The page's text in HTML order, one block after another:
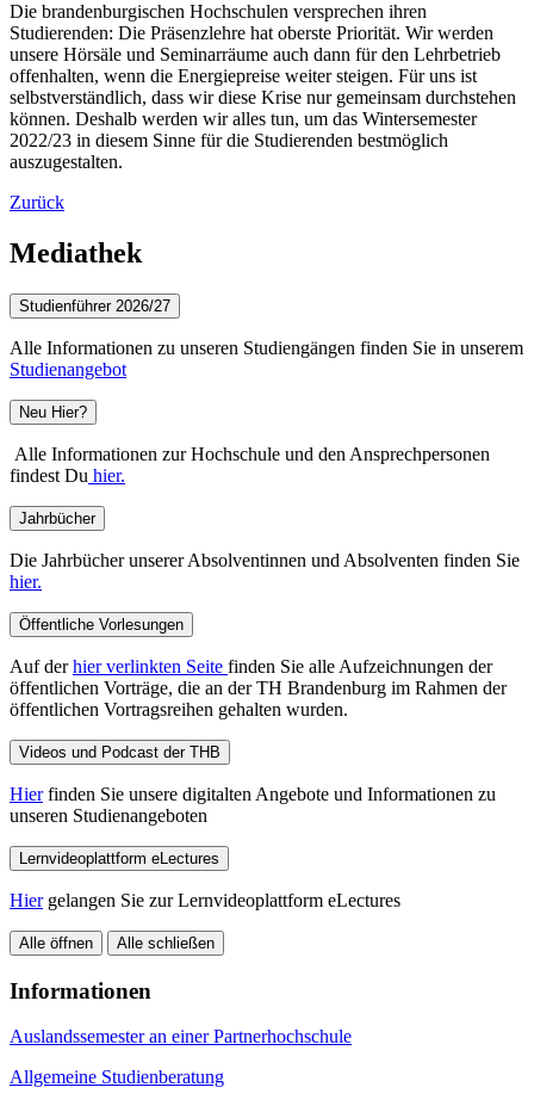
Die brandenburgischen Hochschulen versprechen ihren
Studierenden: Die Präsenzlehre hat oberste Priorität. Wir werden
unsere Hörsäle und Seminarräume auch dann für den Lehrbetrieb
offenhalten, wenn die Energiepreise weiter steigen. Für uns ist
selbstverständlich, dass wir diese Krise nur gemeinsam durchstehen
können. Deshalb werden wir alles tun, um das Wintersemester
2022/23 in diesem Sinne für die Studierenden bestmöglich
auszugestalten.
Zurück
Mediathek
Studienführer 2026/27
Alle Informationen zu unseren Studiengängen finden Sie in unserem
Studienangebot
Neu Hier?
Alle Informationen zur Hochschule und den Ansprechpersonen
findest Du hier.
Jahrbücher
Die Jahrbücher unserer Absolventinnen und Absolventen finden Sie
hier.
Öffentliche Vorlesungen
Auf derhier verlinkten Seite finden Sie alle Aufzeichnungen der
öffentlichen Vorträge, die an der TH Brandenburg im Rahmen der
öffentlichen Vortragsreihen gehalten wurden.
Videos und Podcast der THB
Hierfinden Sie unsere digitalten Angebote und Informationen zu
unseren Studienangeboten
Lernvideoplattform eLectures
Hiergelangen Sie zur Lernvideoplattform eLectures
Alle öffnen Alle schließen
Informationen
Auslandssemester an einer Partnerhochschule
Allgemeine Studienberatung